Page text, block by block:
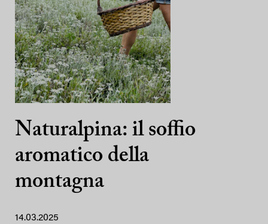
Naturalpina: il soffio
aromatico della
montagna
14.03.2025